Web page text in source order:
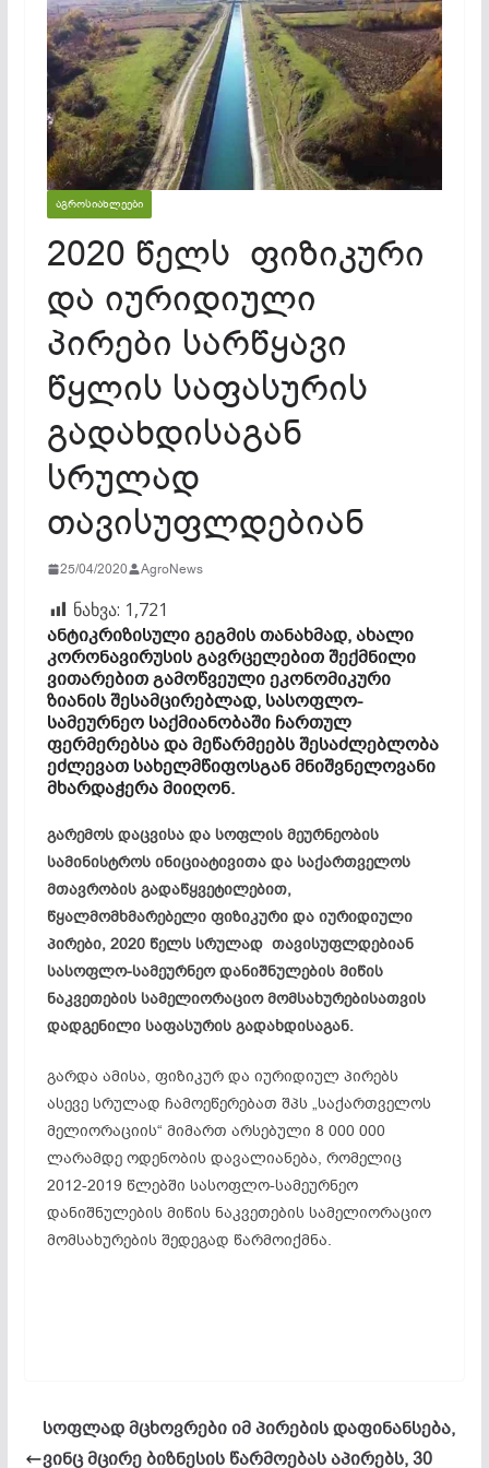
ᲐᲒᲠᲝᲡᲘᲐᲮᲚᲔᲔᲑᲘ
2020 წელს ფიზიკური
და იურიდიული
პირები სარწყავი
წყლის საფასურის
გადახდისაგან
სრულად
თავისუფლდებიან
25/04/2020 AgroNews
ნახვა: 1,721
ანტიკრიზისული გეგმის თანახმად, ახალი
კორონავირუსის გავრცელებით შექმნილი
ვითარებით გამოწვეული ეკონომიკური
ზიანის შესამცირებლად, სასოფლო-
სამეურნეო საქმიანობაში ჩართულ
ფერმერებსა და მეწარმეებს შესაძლებლობა
ეძლევათ სახელმწიფოსგან მნიშვნელოვანი
მხარდაჭერა მიიღონ.
გარემოს დაცვისა და სოფლის მეურნეობის
სამინისტროს ინიციატივითა და საქართველოს
მთავრობის გადაწყვეტილებით,
წყალმომხმარებელი ფიზიკური და იურიდიული
პირები, 2020 წელს სრულად თავისუფლდებიან
სასოფლო-სამეურნეო დანიშნულების მიწის
ნაკვეთების სამელიორაციო მომსახურებისათვის
დადგენილი საფასურის გადახდისაგან.
გარდა ამისა, ფიზიკურ და იურიდიულ პირებს
ასევე სრულად ჩამოეწერებათ შპს „საქართველოს
მელიორაციის“ მიმართ არსებული 8 000 000
ლარამდე ოდენობის დავალიანება, რომელიც
2012-2019 წლებში სასოფლო-სამეურნეო
დანიშნულების მიწის ნაკვეთების სამელიორაციო
მომსახურების შედეგად წარმოიქმნა.
სოფლად მცხოვრები იმ პირების დაფინანსება,
ვინც მცირე ბიზნესის წარმოებას აპირებს, 30